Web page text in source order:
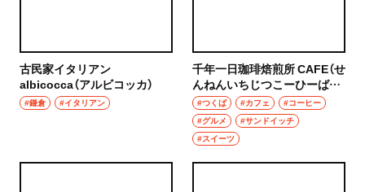
古民家イタリアン
albicocca（アルビコッカ）
#鎌倉 #イタリアン
千年一日珈琲焙煎所 CAFE（せ
んねんいちじつこーひーばい
せんじょカフェ）
#つくば #カフェ
#コーヒー
#グルメ
#サンドイッチ
#スイーツ